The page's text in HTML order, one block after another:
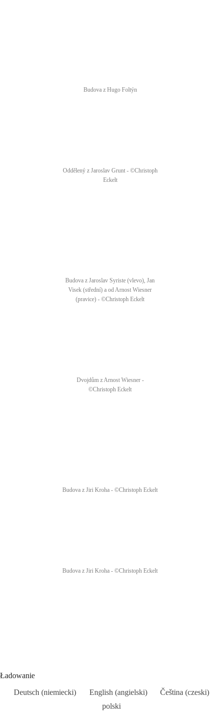
Budova z Hugo Foltýn
Oddělený z Jaroslav Grunt - ©Christoph
Eckelt
Budova z Jaroslav Syriste (vlevo), Jan
Visek (střední) a od Arnost Wiesner
(pravice) - ©Christoph Eckelt
Dvojdům z Arnost Wiesner -
©Christoph Eckelt
Budova z Jiri Kroha - ©Christoph Eckelt
Budova z Jiri Kroha - ©Christoph Eckelt
Ładowanie
Deutsch (niemiecki) English (angielski) Čeština (czeski)
polski